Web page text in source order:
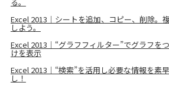
Excel 2013｜シートを追加、コピー、削除。
しよう。
Excel 2013｜“グラフフィルター”でグラフを
けを表示
Excel 2013｜“検索”を活用し必要な情報を素
し！